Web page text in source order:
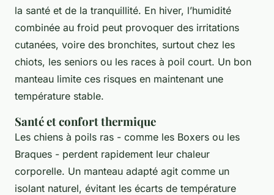
la santé et de la tranquillité. En hiver, l’humidité
combinée au froid peut provoquer des irritations
cutanées, voire des bronchites, surtout chez les
chiots, les seniors ou les races à poil court. Un bon
manteau limite ces risques en maintenant une
température stable.
Santé et confort thermique
Les chiens à poils ras - comme les Boxers ou les
Braques - perdent rapidement leur chaleur
corporelle. Un manteau adapté agit comme un
isolant naturel, évitant les écarts de température